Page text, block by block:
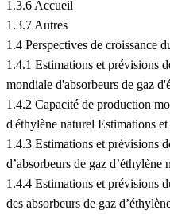
1.3.6 Accueil
1.3.7 Autres
1.4 Perspectives de croissance
1.4.1 Estimations et prévisions
mondiale d'absorbeurs de gaz
1.4.2 Capacité de production
d'éthylène naturel Estimations
1.4.3 Estimations et prévisions
d’absorbeurs de gaz
1.4.4 Estimations et prévisions
des absorbeurs de gaz